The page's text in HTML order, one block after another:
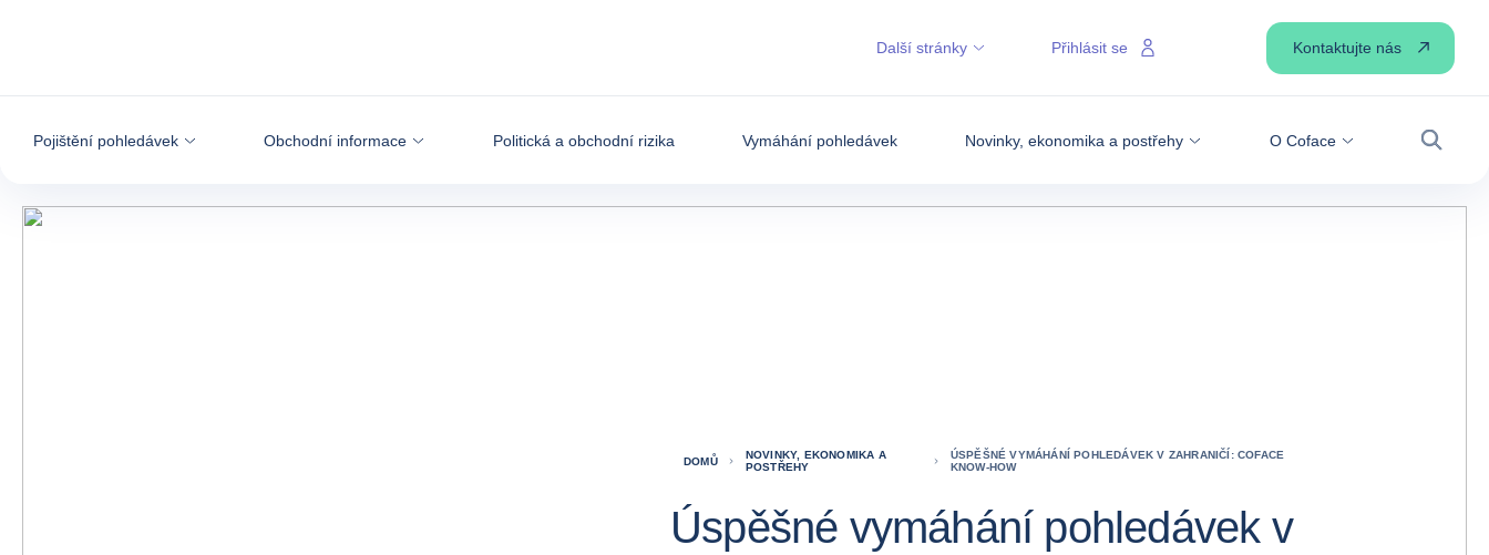
Pojištění pohledávek Obchodní informace Politická a obchodní rizika Vymáhání pohledávek Novinky, ekonomika a postřehy O Coface
Další stránky Přihlásit se Kontaktujte nás
DOMŮ
NOVINKY, EKONOMIKA A
POSTŘEHY
ÚSPĚŠNÉ VYMÁHÁNÍ POHLEDÁVEK V ZAHRANIČÍ: COFACE
KNOW-HOW
Úspěšné vymáhání pohledávek v